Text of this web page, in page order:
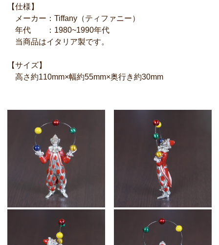
【仕様】
メーカー：Tiffany（ティファニー）
年代 ：1980~1990年代
当商品はイタリア製です。
【サイズ】
高さ約110mm×幅約55mm×奥行き約30mm